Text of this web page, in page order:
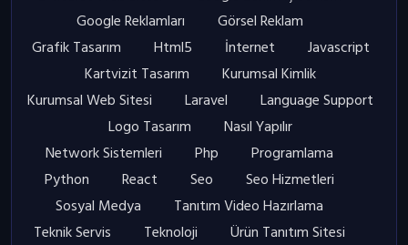
Google Reklamları
Görsel Reklam
Grafik Tasarım
Html5 İnternet
Javascript
Kartvizit Tasarım
Kurumsal Kimlik
Kurumsal Web Sitesi
Laravel
Language Support
Logo Tasarım
Nasıl Yapılır
Network Sistemleri
Php
Programlama
Python
React Seo
Seo Hizmetleri
Sosyal Medya
Tanıtım Video Hazırlama
Teknik Servis
Teknoloji
Ürün Tanıtım Sitesi